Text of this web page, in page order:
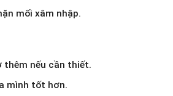
mối xâm nhập.
thêm nếu cần thiết.
mình tốt hơn.